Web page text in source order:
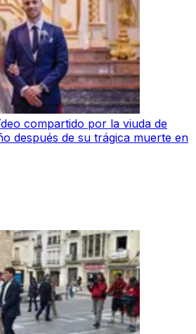
compartido por la viuda de
después de su trágica muerte en